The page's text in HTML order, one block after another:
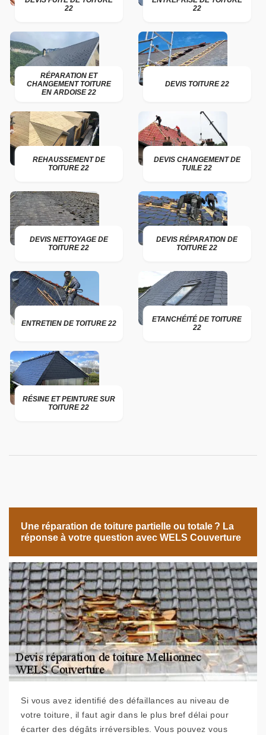
22
22
RÉPARATION ET
CHANGEMENT TOITURE
EN ARDOISE 22
DEVIS TOITURE 22
REHAUSSEMENT DE
TOITURE 22
DEVIS CHANGEMENT DE
TUILE 22
DEVIS NETTOYAGE DE
TOITURE 22
DEVIS RÉPARATION DE
TOITURE 22
ENTRETIEN DE TOITURE 22
ETANCHÉITÉ DE TOITURE
22
RÉSINE ET PEINTURE SUR
TOITURE 22
Une réparation de toiture partielle ou totale ? La
réponse à votre question avec WELS Couverture
Si vous avez identifié des défaillances au niveau de
votre toiture, il faut agir dans le plus bref délai pour
écarter des dégâts irréversibles. Vous pouvez vous